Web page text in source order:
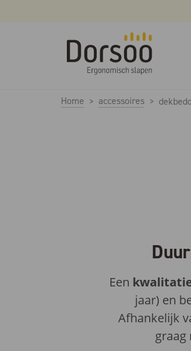
Home accessoires
Een
jaar) en
Afhankelijk
graag